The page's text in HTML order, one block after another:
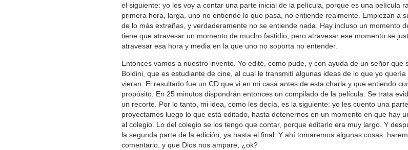
el siguiente: yo les voy a contar una parte inicial de la película, porque es una película
primera hora, larga, uno no entiende lo que pasa, no entiende realmente. Empiezan a
de lo más extrañas, y verdaderamente no se entiende nada. Hay incluso un momento
tiene que atravesar un momento de mucho fastidio, pero atravesar ese momento se
atravesar esa hora y media en la que uno no soporta no entender.
Entonces vamos a nuestro invento. Yo edité, como pude, y con ayuda de un señor que
Boldini, que es estudiante de cine, al cual le transmití algunas ideas de lo que yo
vieran. El resultado fue un CD que vi en mi casa antes de esta charla y que entiendo
propósito. En 25 minutos dispondrán entonces un compilado de la película. Se trata
un recorte. Por lo tanto, mi idea, como les decía, es la siguiente: yo les cuento una parte,
proyectamos luego lo que está editado, hasta detenernos en un momento en que hay
al colegio. Lo del colegio se los tengo que contar, porque editarlo era muy largo. Y
la segunda parte de la edición, ya hasta el final. Y ahí tomaremos algunas cosas,
comentario, y que Dios nos ampare, ¿ok?